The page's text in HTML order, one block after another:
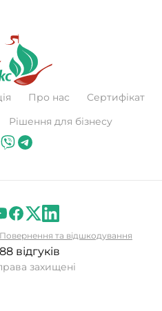
Про нас
Сертифікат
Рішення для бізнесу
захищені
відгуків
Повернення та відшкодування